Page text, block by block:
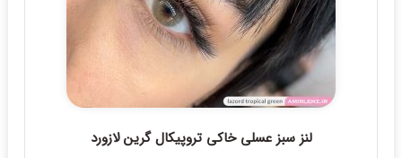
لنز سبز عسلی خاکی تروپیکال گرین لازورد